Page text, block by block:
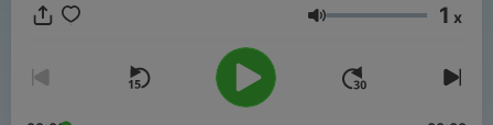
Volume 1 x